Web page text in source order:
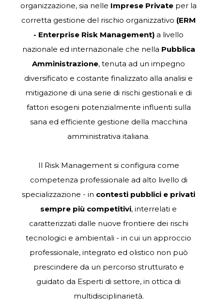
organizzazione, sia nelle Imprese Private per la
corretta gestione del rischio organizzativo (ERM
- Enterprise Risk Management) a livello
nazionale ed internazionale che nella Pubblica
Amministrazione, tenuta ad un impegno
diversificato e costante finalizzato alla analisi e
mitigazione di una serie di rischi gestionali e di
fattori esogeni potenzialmente influenti sulla
sana ed efficiente gestione della macchina
amministrativa italiana.
Il Risk Management si configura come
competenza professionale ad alto livello di
specializzazione - in contesti pubblici e privati
sempre più competitivi, interrelati e
caratterizzati dalle nuove frontiere dei rischi
tecnologici e ambientali - in cui un approccio
professionale, integrato ed olistico non può
prescindere da un percorso strutturato e
guidato da Esperti di settore, in ottica di
multidisciplinarietà.